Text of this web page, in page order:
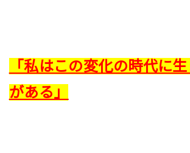
「私はこの変化の時代に
がある」